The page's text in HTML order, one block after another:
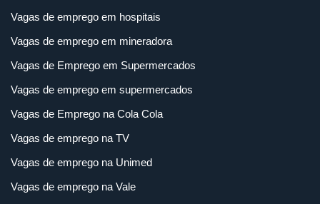
Vagas de emprego em hospitais
Vagas de emprego em mineradora
Vagas de Emprego em Supermercados
Vagas de emprego em supermercados
Vagas de Emprego na Cola Cola
Vagas de emprego na TV
Vagas de emprego na Unimed
Vagas de emprego na Vale